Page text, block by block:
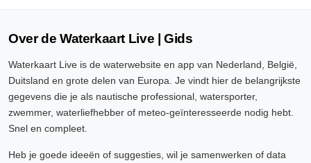
Over de Waterkaart Live | Gids
Waterkaart Live is de waterwebsite en app van Nederland, België,
Duitsland en grote delen van Europa. Je vindt hier de belangrijkste
gegevens die je als nautische professional, watersporter,
zwemmer, waterliefhebber of meteo-geïnteresseerde nodig hebt.
Snel en compleet.
Heb je goede ideeën of suggesties, wil je samenwerken of data